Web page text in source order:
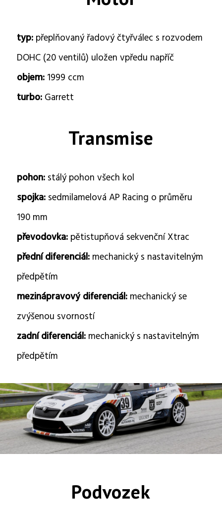
typ:přeplňovaný řadový čtyřválec s rozvodem
DOHC (20 ventilů) uložen vpředu napříč
objem: 1999 ccm
turbo: Garrett
Transmise
pohon:stálý pohon všech kol
spojka:sedmilamelová AP Racing o průměru
190 mm
převodovka:pětistupňová sekvenční Xtrac
přední diferenciál:mechanický s nastavitelným
předpětím
mezinápravový diferenciál:mechanický se
zvýšenou svorností
zadní diferenciál:mechanický s nastavitelným
předpětím
Podvozek